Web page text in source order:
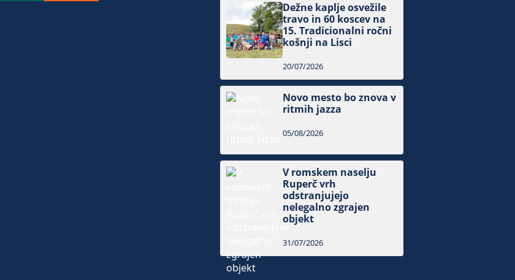
Dežne kaplje osvežile
travo in 60 koscev na
15. Tradicionalni ročni
košnji na Lisci
20/07/2026
Novo mesto bo znova v
ritmih jazza
05/08/2026
V romskem naselju
Ruperč vrh
odstranjujejo
nelegalno zgrajen
objekt
31/07/2026